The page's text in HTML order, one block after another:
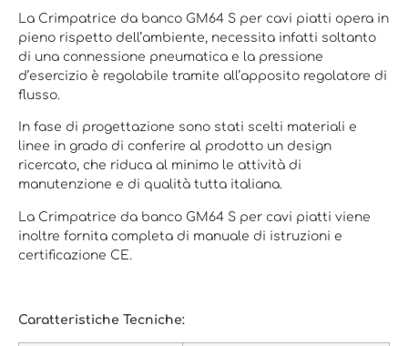
La Crimpatrice da banco GM64 S per cavi piatti opera in
pieno rispetto dell’ambiente, necessita infatti soltanto
di una connessione pneumatica e la pressione
d’esercizio è regolabile tramite all’apposito regolatore di
flusso.
In fase di progettazione sono stati scelti materiali e
linee in grado di conferire al prodotto un design
ricercato, che riduca al minimo le attività di
manutenzione e di qualità tutta italiana.
La Crimpatrice da banco GM64 S per cavi piatti viene
inoltre fornita completa di manuale di istruzioni e
certificazione CE.
Caratteristiche Tecniche: